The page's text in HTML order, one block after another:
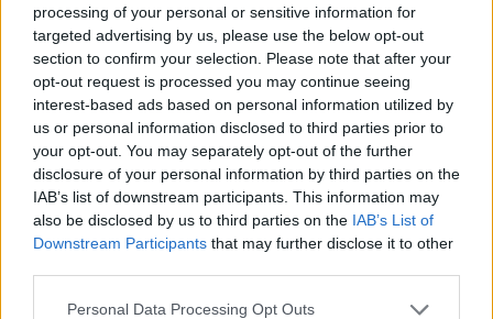
processing of your personal or sensitive information for
targeted advertising by us, please use the below opt-out
section to confirm your selection. Please note that after your
opt-out request is processed you may continue seeing
interest-based ads based on personal information utilized by
us or personal information disclosed to third parties prior to
your opt-out. You may separately opt-out of the further
disclosure of your personal information by third parties on the
IAB’s list of downstream participants. This information may
also be disclosed by us to third parties on the IAB’s List of
Downstream Participants that may further disclose it to other
Please note that this website/app uses one or more Google
Personal Data Processing Opt Outs
ΟΙΚΟΝΟΜΊΑ
Χρηματιστήριο Αθηνών: Στα «πράσινα» ξεκίνησε και ο
Αύγουστος
GMYLONAS 7 ΑΥΓΟΎΣΤΟΥ 2026